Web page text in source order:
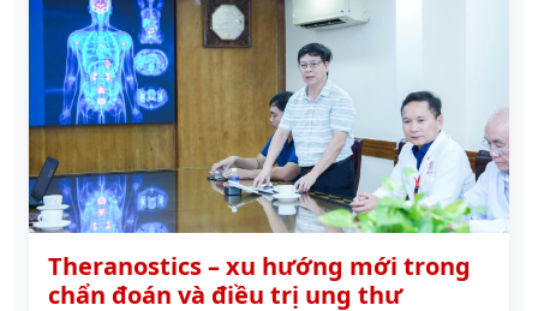
Theranostics – xu hướng mới trong
chẩn đoán và điều trị ung thư